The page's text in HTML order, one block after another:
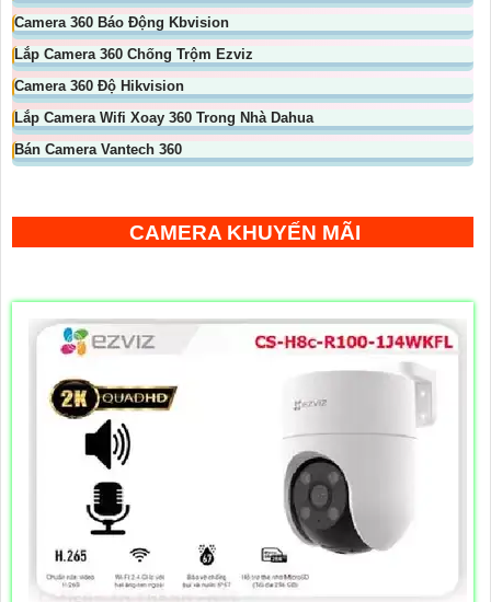
Camera 360 Báo Động Kbvision
Lắp Camera 360 Chống Trộm Ezviz
Camera 360 Độ Hikvision
Lắp Camera Wifi Xoay 360 Trong Nhà Dahua
Bán Camera Vantech 360
CAMERA KHUYẾN MÃI